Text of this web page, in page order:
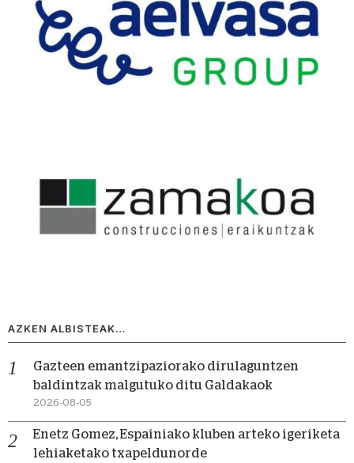
AZKEN ALBISTEAK…
Gazteen emantzipaziorako dirulaguntzen
baldintzak malgutuko ditu Galdakaok
2026-08-05
Enetz Gomez, Espainiako kluben arteko igeriketa
lehiaketako txapeldunorde